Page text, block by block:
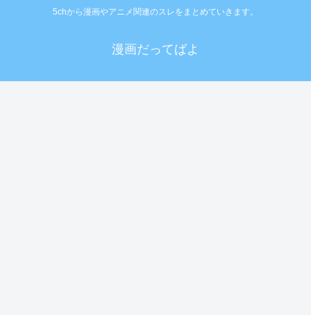
5chから漫画やアニメ関連のスレをまとめていきます。
漫画だってばよ